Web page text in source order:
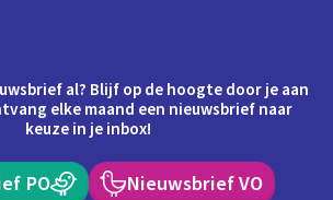
al? Blijf op de hoogte door je aan
elke maand een nieuwsbrief naar
keuze in je inbox!
PO Nieuwsbrief VO